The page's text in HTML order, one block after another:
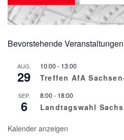
Bevorstehende Veranstaltungen
AUG.
29
10:00 - 13:00
Treffen AfA
SEP.
6
8:00 - 18:00
Landtagswahl
Kalender anzeigen